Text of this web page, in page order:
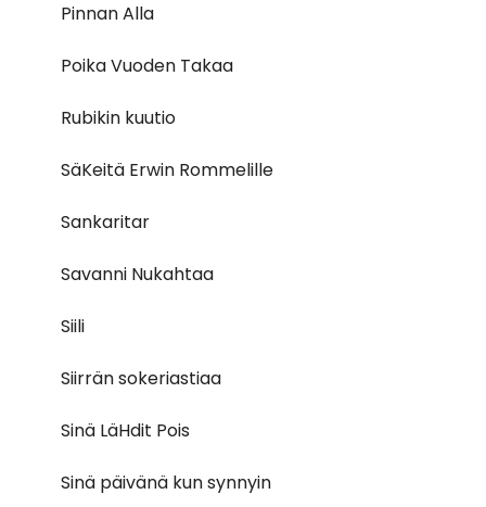
Pinnan Alla
Poika Vuoden Takaa
Rubikin kuutio
SäKeitä Erwin Rommelille
Sankaritar
Savanni Nukahtaa
Siili
Siirrän sokeriastiaa
Sinä LäHdit Pois
Sinä päivänä kun synnyin